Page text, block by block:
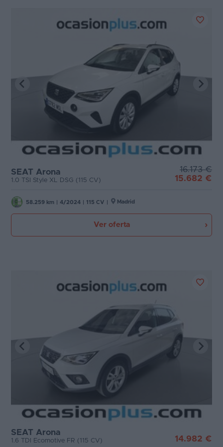
SEAT Arona
1.0 TSI Style XL DSG (115 CV)
16.173 €
15.682 €
58.259 km 4/2024 115 CV Madrid
Ver oferta
SEAT Arona
1.6 TDI Ecomotive FR (115 CV) 14.982 €